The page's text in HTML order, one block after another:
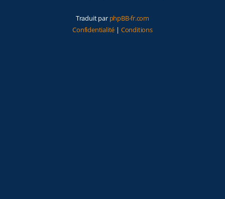
Traduit par phpBB-fr.com
Confidentialité | Conditions